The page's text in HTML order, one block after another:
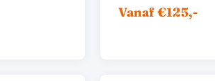
Vanaf €125,-